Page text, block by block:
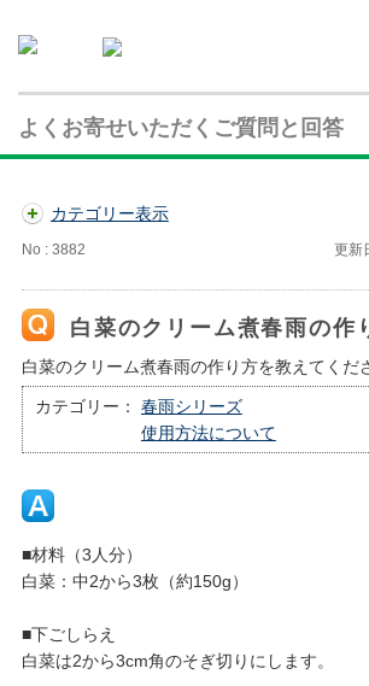
よくお寄せいただくご質問と回答
カテゴリー表示
No : 3882 更新
白菜のクリーム煮春雨の作
白菜のクリーム煮春雨の作り方を教えてくだ
カテゴリー：
春雨シリーズ
使用方法について
■材料（3人分）
白菜：中2から3枚（約150g）
■下ごしらえ
白菜は2から3cm角のそぎ切りにします。